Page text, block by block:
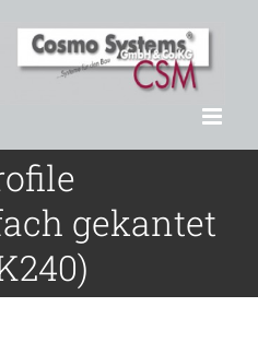
gekantet